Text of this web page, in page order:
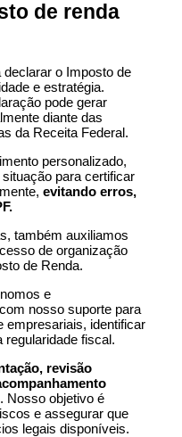
de renda
o Imposto de
e estratégia.
pode gerar
diante das
da Receita Federal.
personalizado,
para certificar
evitando erros,
também auxiliamos
de organização
de Renda.
e
nosso suporte para
empresariais, identificar
fiscal.
revisão
. Nosso objetivo é
e assegurar que
legais disponíveis.